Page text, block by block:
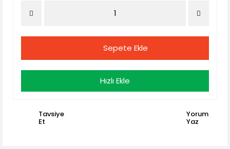
Sepete Ekle
Hızlı Ekle
Tavsiye
Et
Yorum
Yaz